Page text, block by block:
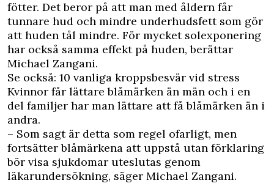
fötter. Det beror på att man med åldern får
tunnare hud och mindre underhudsfett som gör
att huden tål mindre. För mycket solexponering
har också samma effekt på huden, berättar
Michael Zangani.
Se också: 10 vanliga kroppsbesvär vid stress
Kvinnor får lättare blåmärken än män och i en
del familjer har man lättare att få blåmärken än i
andra.
– Som sagt är detta som regel ofarligt, men
fortsätter blåmärkena att uppstå utan förklaring
bör visa sjukdomar uteslutas genom
läkarundersökning, säger Michael Zangani.